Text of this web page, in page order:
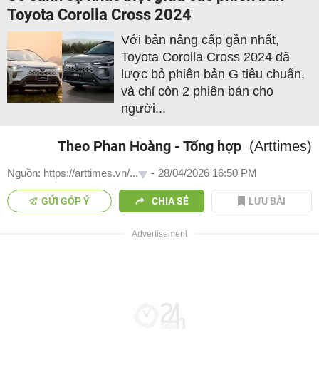
Toyota Corolla Cross 2024
Với bản nâng cấp gần nhất,
Toyota Corolla Cross 2024 đã
lược bỏ phiên bản G tiêu chuẩn,
và chỉ còn 2 phiên bản cho
người...
Theo Phan Hoàng - Tổng hợp (Arttimes)
Nguồn: https://arttimes.vn/... - 28/04/2026 16:50 PM
GỬI GÓP Ý CHIA SẺ LƯU BÀI